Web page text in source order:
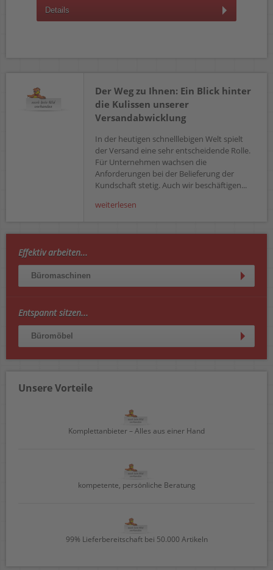
Details
Der Weg zu Ihnen: Ein Blick hinter
die Kulissen unserer
Versandabwicklung
In der heutigen schnelllebigen Welt spielt
der Versand eine sehr entscheidende Rolle.
Für Unternehmen wachsen die
Anforderungen bei der Belieferung der
Kundschaft stetig. Auch wir beschäftigen...
weiterlesen
Effektiv arbeiten...
Büromaschinen
Entspannt sitzen...
Büromöbel
Unsere Vorteile
Komplettanbieter – Alles aus einer Hand
kompetente, persönliche Beratung
99% Lieferbereitschaft bei 50.000 Artikeln